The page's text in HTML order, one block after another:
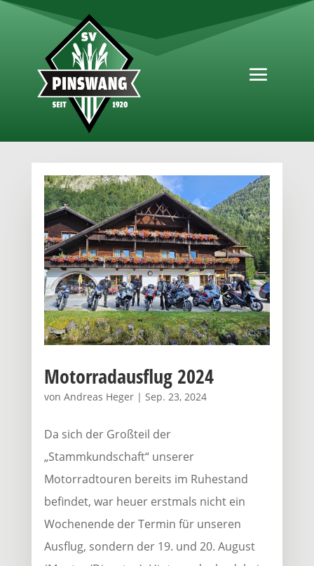
Motorradausflug 2024
von Andreas Heger| Sep. 23, 2024
Da sich der Großteil der
„Stammkundschaft“ unserer
Motorradtouren bereits im Ruhestand
befindet, war heuer erstmals nicht ein
Wochenende der Termin für unseren
Ausflug, sondern der 19. und 20. August